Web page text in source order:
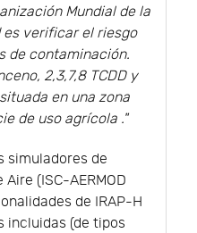
Mundial de la
es verificar el riesgo
de contaminación.
2,3,7,8 TCDD y
en una zona
de uso agrícola ."
simuladores de
(ISC-AERMOD
de IRAP-H
incluidas (de tipos